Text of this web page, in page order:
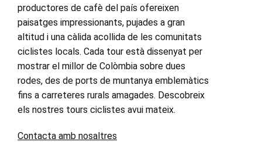
productores de cafè del país ofereixen
paisatges impressionants, pujades a gran
altitud i una càlida acollida de les comunitats
ciclistes locals. Cada tour està dissenyat per
mostrar el millor de Colòmbia sobre dues
rodes, des de ports de muntanya emblemàtics
fins a carreteres rurals amagades. Descobreix
els nostres tours ciclistes avui mateix.
Contacta amb nosaltres